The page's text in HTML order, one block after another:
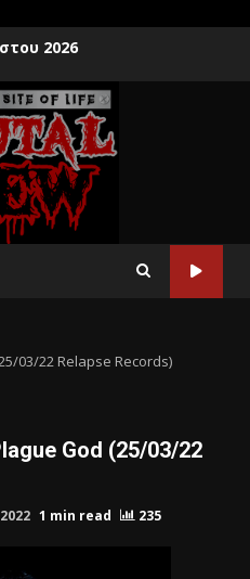
2026
03/22 Relapse Records)
God (25/03/22
1 min read 235